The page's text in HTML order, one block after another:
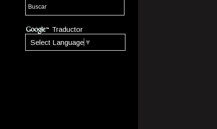
Traductor
Select Language ▼